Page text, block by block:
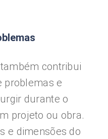
contribui
problemas e
durante o
projeto ou obra.
e dimensões do